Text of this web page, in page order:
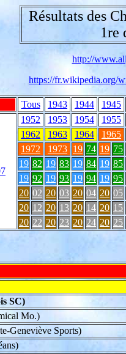
Résultats des
1re
http://
https://fr.wikipedia.org/
Tous 1943 1944 1945
1952 1953 1954
1955
1962
1963 1964
1965
1972
1973 19 74 19 75
19 82 19 83 19 84 19 85
19 92 19 93 19 94 19 95
20 02 20 03 20 04 20 05
20 12 20 13 20 14 20 15
20 22 20 23 20 24 20 25
SC)
Mo.)
Geneviève Sports)